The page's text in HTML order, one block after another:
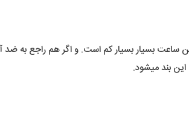
کار بهره گرفته شده، احتمال تغییر رنگ این ساعت بسیار بسیار کم